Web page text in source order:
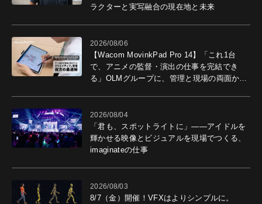
ラクターと実写融合の現在地と未来
2026/08/06
【Wacom MovinkPad Pro 14】「これ1台
で、アニメの監督・演出の仕事を完結でき
る」OLMグループに、管理と現場の両面から
2026/08/04
「君も、スポットライトに」――アイドルを
輝かせる映像とビジュアルを現場でつくる、
imaginateの仕事
2026/08/03
8/7（金）開催！VFXはよりシンプルに。